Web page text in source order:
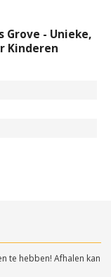
- Unieke,
Kinderen
te hebben! Afhalen kan